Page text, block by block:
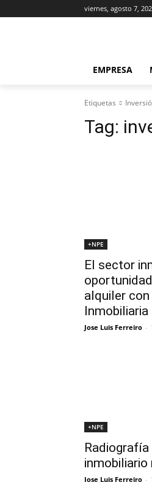
viernes, agosto 7,
EMPRESA
Etiquetas
Tag:
+NPE
El sector
alquiler
Inmobiliaria
Jose Luis Ferreiro -
+NPE
inmobiliario
Jose Luis Ferreiro -